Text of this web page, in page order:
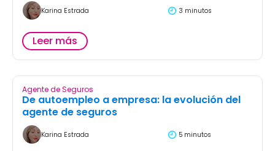
Karina Estrada 3 minutos
Leer más
Agente de Seguros
De autoempleo a empresa: la evolución del
agente de seguros
Karina Estrada 5 minutos